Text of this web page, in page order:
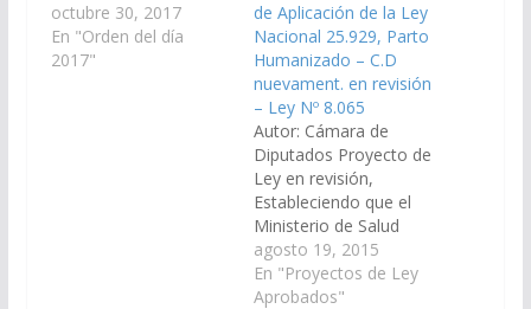
ORDEN DEL DIA Nº 23
(Dictámenes de
Comisión ingresados
octubre 30, 2017
En "Orden del día
2017"
de Aplicación de la Ley
Nacional 25.929, Parto
Humanizado – C.D
nuevament. en revisión
– Ley Nº 8.065
Autor: Cámara de
Diputados Proyecto de
Ley en revisión,
Estableciendo que el
Ministerio de Salud
Pública de la Provincia
es Autoridad de
Aplicación de la Ley
agosto 19, 2015
En "Proyectos de Ley
Aprobados"